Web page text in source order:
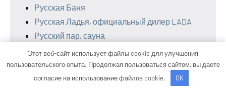
Русская Баня
Русская Ладья, официальный дилер LADA
Русский пар, сауна
Рынок-Агро, автомойка
Садко, комплекс отдыха
Сальвадор, баня на дровах
Этот веб-сайт использует файлы cookie для улучшения
пользовательского опыта. Продолжая пользоваться сайтом, вы даете
согласие на использование файлов cookie.
OK